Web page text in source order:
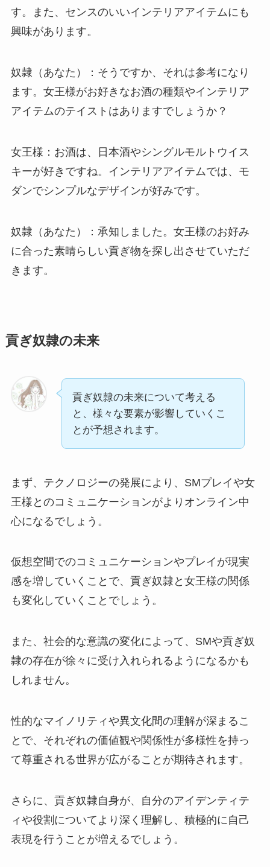
す。また、センスのいいインテリアアイテムにも
興味があります。
奴隷（あなた）：そうですか、それは参考になり
ます。女王様がお好きなお酒の種類やインテリア
アイテムのテイストはありますでしょうか？
女王様：お酒は、日本酒やシングルモルトウイス
キーが好きですね。インテリアアイテムでは、モ
ダンでシンプルなデザインが好みです。
奴隷（あなた）：承知しました。女王様のお好み
に合った素晴らしい貢ぎ物を探し出させていただ
きます。
貢ぎ奴隷の未来
貢ぎ奴隷の未来について考える
と、様々な要素が影響していくこ
とが予想されます。
まず、テクノロジーの発展により、SMプレイや女
王様とのコミュニケーションがよりオンライン中
心になるでしょう。
仮想空間でのコミュニケーションやプレイが現実
感を増していくことで、貢ぎ奴隷と女王様の関係
も変化していくことでしょう。
また、社会的な意識の変化によって、SMや貢ぎ奴
隷の存在が徐々に受け入れられるようになるかも
しれません。
性的なマイノリティや異文化間の理解が深まるこ
とで、それぞれの価値観や関係性が多様性を持っ
て尊重される世界が広がることが期待されます。
さらに、貢ぎ奴隷自身が、自分のアイデンティテ
ィや役割についてより深く理解し、積極的に自己
表現を行うことが増えるでしょう。